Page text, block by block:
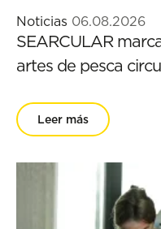
Noticias 06.08.2026
SEARCULAR
artes de pesca
Leer más